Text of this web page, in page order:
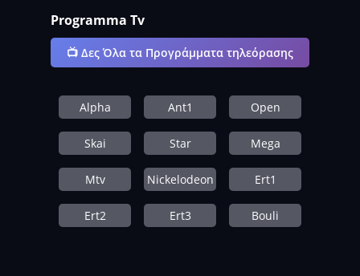
Programma Tv
📺 Δες Όλα τα Προγράμματα τηλεόρασης
Alpha Ant1 Open
Skai Star Mega
Mtv Nickelodeon Ert1
Ert2 Ert3 Bouli